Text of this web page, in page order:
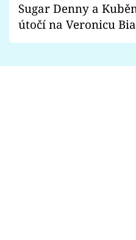
Sugar Denny a
útočí na Veronicu
Proč je podle nich